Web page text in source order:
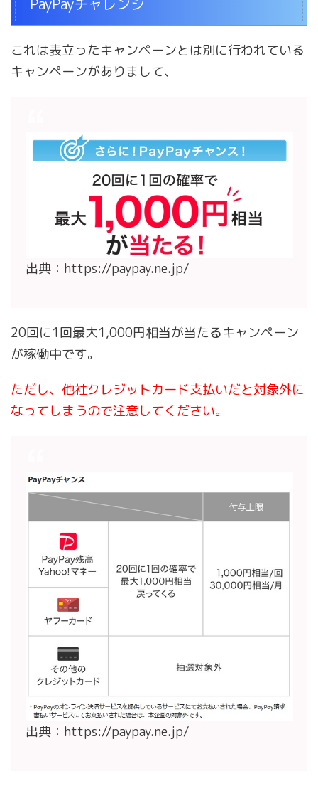
これは表立ったキャンペーンとは別に行われている
キャンペーンがありまして、
出典：https://paypay.ne.jp/
20回に1回最大1,000円相当が当たるキャンペーン
が稼働中です。
ただし、他社クレジットカード支払いだと対象外に
なってしまうので注意してください。
出典：https://paypay.ne.jp/